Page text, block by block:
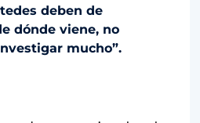
deben de
dónde viene, no
mucho”.